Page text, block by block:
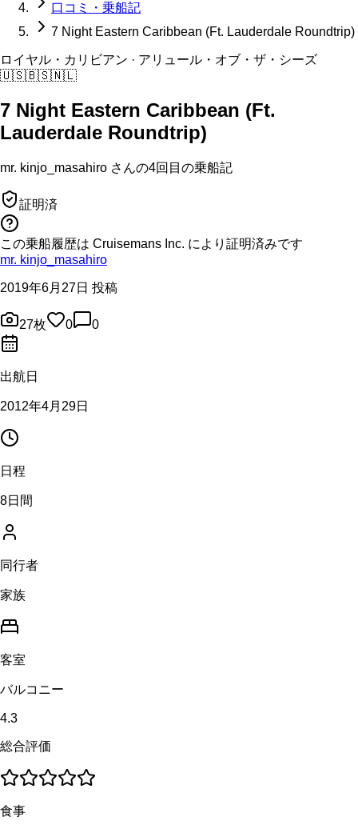
口コミ・乗船記
7 Night Eastern Caribbean (Ft. Lauderdale Roundtrip)
ロイヤル・カリビアン · アリュール・オブ・ザ・シーズ
🇺🇸🇧🇸🇳🇱
7 Night Eastern Caribbean (Ft.
Lauderdale Roundtrip)
mr. kinjo_masahiro さんの4回目の乗船記
証明済
この乗船履歴は Cruisemans Inc. により証明済みです
mr. kinjo_masahiro
2019年6月27日 投稿
27枚 0 0
出航日
2012年4月29日
日程
8日間
同行者
家族
客室
バルコニー
4.3
総合評価
食事